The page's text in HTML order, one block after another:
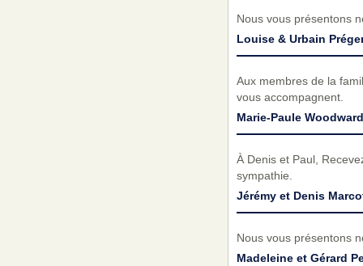
Nous vous présentons
Louise & Urbain
Aux membres de la
vous accompagnent.
Marie-Paule Woodward
À Denis et Paul,
sympathie.
Jérémy et Denis
Nous vous présentons
Madeleine et Gérard